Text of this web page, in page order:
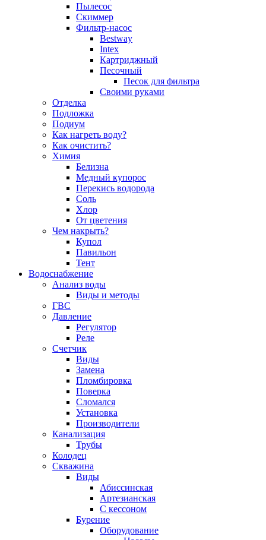
Пылесос
Скиммер
Фильтр-насос
Bestway
Intex
Картриджный
Песочный
Песок для фильтра
Своими руками
Отделка
Подложка
Подиум
Как нагреть воду?
Как очистить?
Химия
Белизна
Медный купорос
Перекись водорода
Соль
Хлор
От цветения
Чем накрыть?
Купол
Павильон
Тент
Водоснабжение
Анализ воды
Виды и методы
ГВС
Давление
Регулятор
Реле
Счетчик
Виды
Замена
Пломбировка
Поверка
Сломался
Установка
Производители
Канализация
Трубы
Колодец
Скважина
Виды
Абиссинская
Артезианская
С кессоном
Бурение
Оборудование